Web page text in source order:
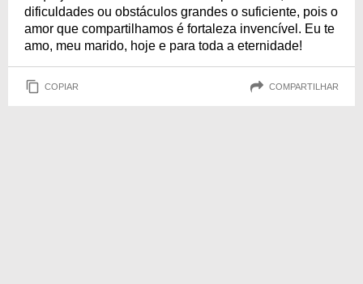
dificuldades ou obstáculos grandes o suficiente, pois o
amor que compartilhamos é fortaleza invencível. Eu te
amo, meu marido, hoje e para toda a eternidade!
COPIAR COMPARTILHAR